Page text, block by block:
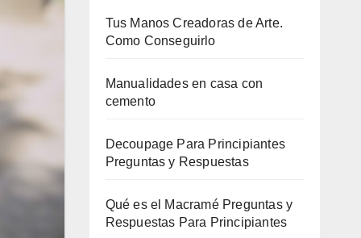
Tus Manos Creadoras de Arte.
Como Conseguirlo
Manualidades en casa con
cemento
Decoupage Para Principiantes
Preguntas y Respuestas
Qué es el Macramé Preguntas y
Respuestas Para Principiantes